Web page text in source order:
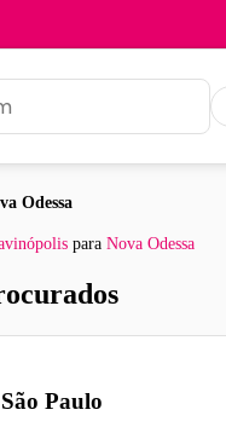
Odessa
para Nova Odessa
São Paulo